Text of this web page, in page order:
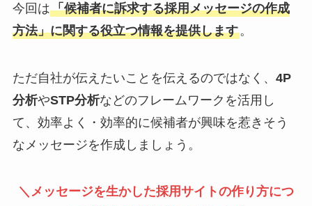
今回は「候補者に訴求する採用メッセージの作成
方法」に関する役立つ情報を提供します。
ただ自社が伝えたいことを伝えるのではなく、 4P
分析やSTP分析などのフレームワークを活用し
て、効率よく・効率的に候補者が興味を惹きそう
なメッセージを作成しましょう。
＼メッセージを生かした採用サイトの作り方につ